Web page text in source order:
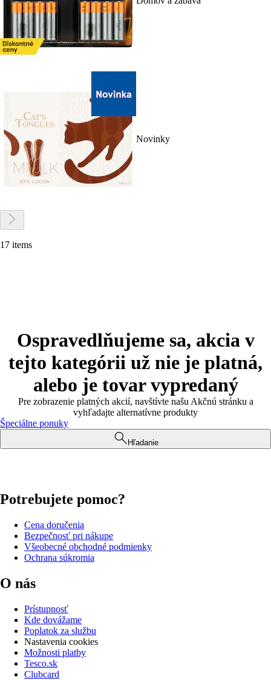
Novinky
17 items
Ospravedlňujeme sa, akcia v
tejto kategórii už nie je platná,
alebo je tovar vypredaný
Pre zobrazenie platných akcií, navštívte našu Akčnú stránku a
vyhľadajte alternatívne produkty
Špeciálne ponuky
Hľadanie
Potrebujete pomoc?
Cena doručenia
Bezpečnosť pri nákupe
Všeobecné obchodné podmienky
Ochrana súkromia
O nás
Prístupnosť
Kde dovážame
Poplatok za službu
Nastavenia cookies
Možnosti platby
Tesco.sk
Clubcard